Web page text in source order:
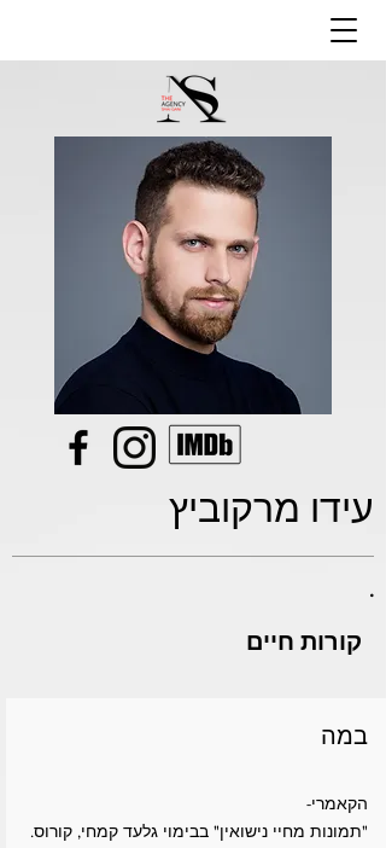
עידו מרקוביץ
.
קורות חיים
במה
הקאמרי-
"תמונות מחיי נישואין" בבימוי גלעד קמחי, קורוס.